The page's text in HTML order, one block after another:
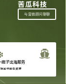
苦瓜科技
与营销顾问聊聊
揽子出海服务
接全球出海资源